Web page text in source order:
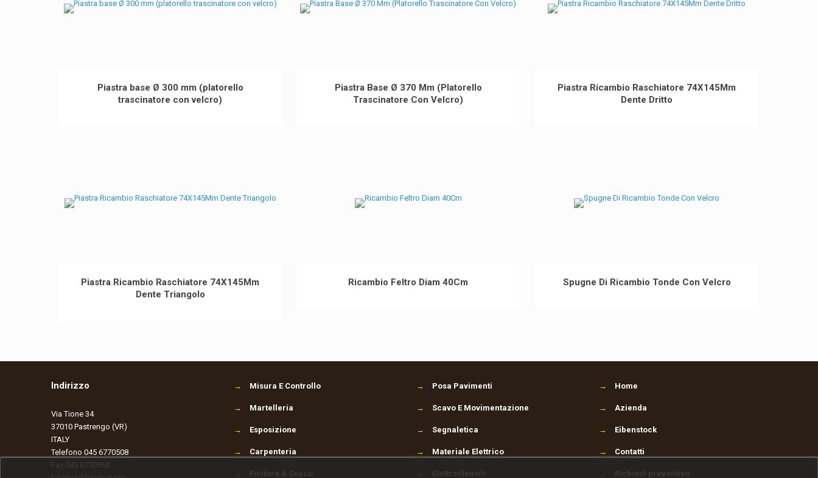
Piastra base Ø 300 mm (platorello
trascinatore con velcro)
Piastra Base Ø 370 Mm (Platorello
Trascinatore Con Velcro)
Piastra Ricambio Raschiatore 74X145Mm
Dente Dritto
Piastra Ricambio Raschiatore 74X145Mm
Dente Triangolo
Ricambio Feltro Diam 40Cm Spugne Di Ricambio Tonde Con Velcro
Indirizzo
Via Tione 34
37010 Pastrengo (VR)
ITALY
Telefono 045 6770508
Fax 045 6770568
→ Misura E Controllo
→ Martelleria
→ Esposizione
→ Carpenteria
Finitura A Secco
→ Posa Pavimenti
→ Scavo E Movimentazione
→ Segnaletica
→ Materiale Elettrico
Elettroutensili
→ Home
→ Azienda
→ Eibenstock
→ Contatti
Richiedi preventivo